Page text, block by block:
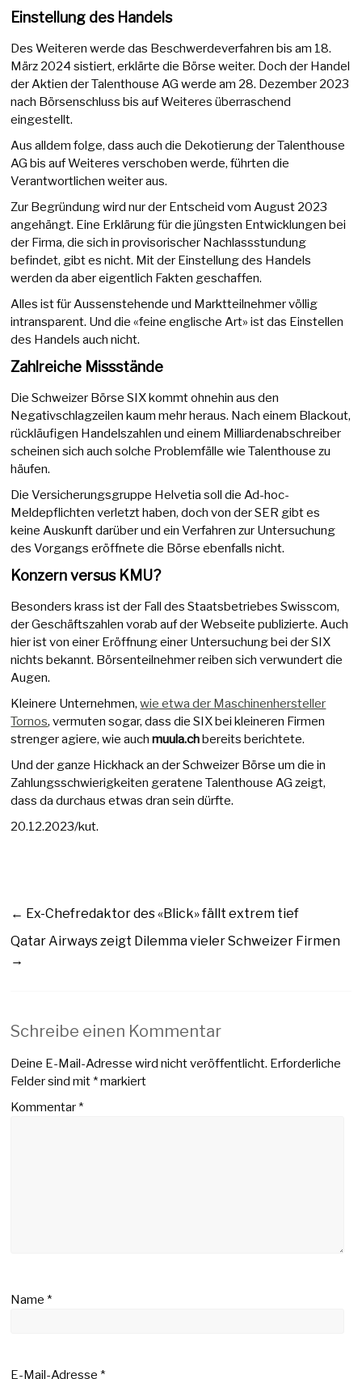
Einstellung des Handels
Des Weiteren werde das Beschwerdeverfahren bis am 18.
März 2024 sistiert, erklärte die Börse weiter. Doch der Handel
der Aktien der Talenthouse AG werde am 28. Dezember 2023
nach Börsenschluss bis auf Weiteres überraschend
eingestellt.
Aus alldem folge, dass auch die Dekotierung der Talenthouse
AG bis auf Weiteres verschoben werde, führten die
Verantwortlichen weiter aus.
Zur Begründung wird nur der Entscheid vom August 2023
angehängt. Eine Erklärung für die jüngsten Entwicklungen bei
der Firma, die sich in provisorischer Nachlassstundung
befindet, gibt es nicht. Mit der Einstellung des Handels
werden da aber eigentlich Fakten geschaffen.
Alles ist für Aussenstehende und Marktteilnehmer völlig
intransparent. Und die «feine englische Art» ist das Einstellen
des Handels auch nicht.
Zahlreiche Missstände
Die Schweizer Börse SIX kommt ohnehin aus den
Negativschlagzeilen kaum mehr heraus. Nach einem Blackout,
rückläufigen Handelszahlen und einem Milliardenabschreiber
scheinen sich auch solche Problemfälle wie Talenthouse zu
häufen.
Die Versicherungsgruppe Helvetia soll die Ad-hoc-
Meldepflichten verletzt haben, doch von der SER gibt es
keine Auskunft darüber und ein Verfahren zur Untersuchung
des Vorgangs eröffnete die Börse ebenfalls nicht.
Konzern versus KMU?
Besonders krass ist der Fall des Staatsbetriebes Swisscom,
der Geschäftszahlen vorab auf der Webseite publizierte. Auch
hier ist von einer Eröffnung einer Untersuchung bei der SIX
nichts bekannt. Börsenteilnehmer reiben sich verwundert die
Augen.
Kleinere Unternehmen,wie etwa der Maschinenhersteller
Tornos, vermuten sogar, dass die SIX bei kleineren Firmen
strenger agiere, wie auchmuula.chbereits berichtete.
Und der ganze Hickhack an der Schweizer Börse um die in
Zahlungsschwierigkeiten geratene Talenthouse AG zeigt,
dass da durchaus etwas dran sein dürfte.
20.12.2023/kut.
← Ex-Chefredaktor des «Blick» fällt extrem tief
Qatar Airways zeigt Dilemma vieler Schweizer Firmen
→
Schreibe einen Kommentar
Deine E-Mail-Adresse wird nicht veröffentlicht. Erforderliche
Felder sind mit*markiert
Kommentar*
Name*
E-Mail-Adresse*